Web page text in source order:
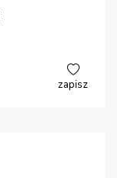
zapisz